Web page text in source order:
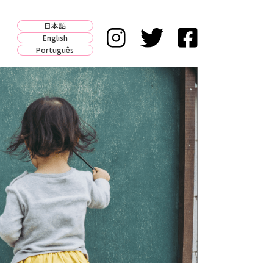
日本語
English
Português